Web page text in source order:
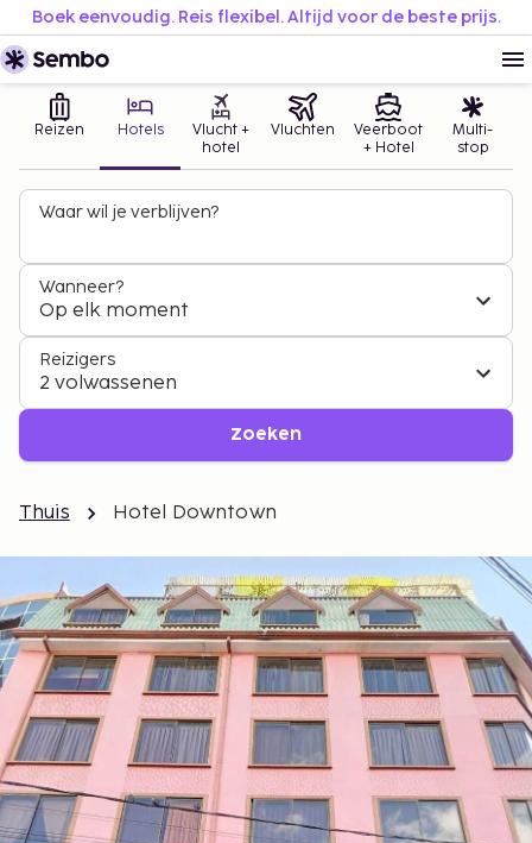
Boek eenvoudig. Reis flexibel. Altijd voor de beste prijs.
Reizen Hotels
Vlucht +
hotel
Vluchten
Veerboot
+ Hotel
Multi-
stop
Waar wil je verblijven?
Wanneer?
Op elk moment
Reizigers
2 volwassenen
Zoeken
Thuis Hotel Downtown